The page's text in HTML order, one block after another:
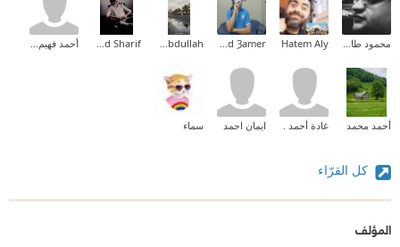
محمود طارق إبراهيم Hatem Aly
Ahmad Ȝamer
Mona Abdullah
Mohamed Khaled Sharif أحمد فهيم القاضى
أحمد محمد غادة أحمد . ايمان احمد سماء
كل القرّاء
المؤلف